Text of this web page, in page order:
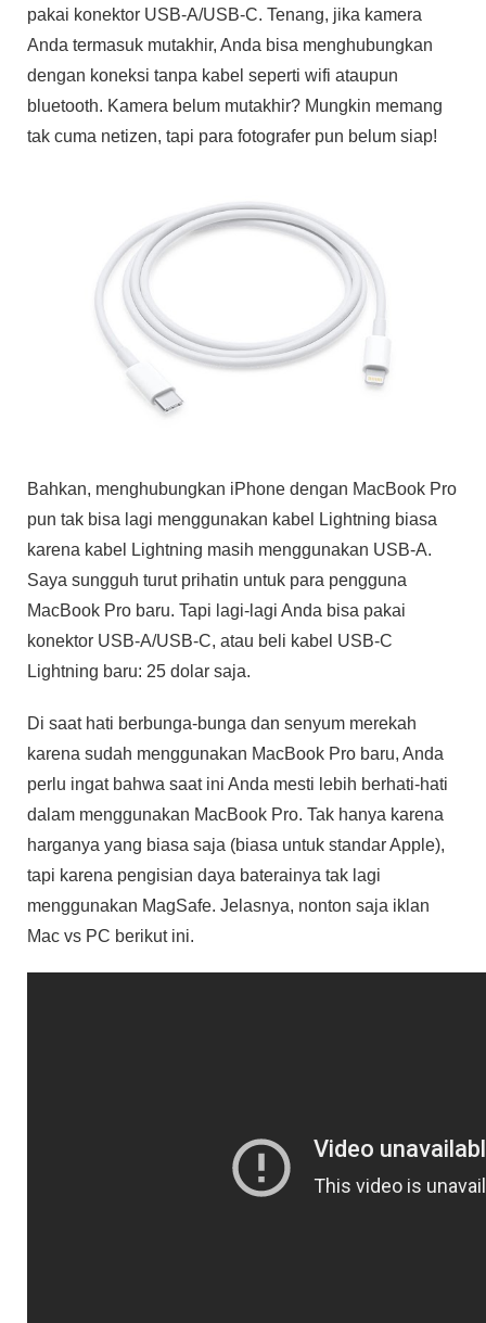
pakai konektor USB-A/USB-C. Tenang, jika kamera
Anda termasuk mutakhir, Anda bisa menghubungkan
dengan koneksi tanpa kabel seperti wifi ataupun
bluetooth. Kamera belum mutakhir? Mungkin memang
tak cuma netizen, tapi para fotografer pun belum siap!
Bahkan, menghubungkan iPhone dengan MacBook Pro
pun tak bisa lagi menggunakan kabel Lightning biasa
karena kabel Lightning masih menggunakan USB-A.
Saya sungguh turut prihatin untuk para pengguna
MacBook Pro baru. Tapi lagi-lagi Anda bisa pakai
konektor USB-A/USB-C, atau beli kabel USB-C
Lightning baru: 25 dolar saja.
Di saat hati berbunga-bunga dan senyum merekah
karena sudah menggunakan MacBook Pro baru, Anda
perlu ingat bahwa saat ini Anda mesti lebih berhati-hati
dalam menggunakan MacBook Pro. Tak hanya karena
harganya yang biasa saja (biasa untuk standar Apple),
tapi karena pengisian daya baterainya tak lagi
menggunakan MagSafe. Jelasnya, nonton saja iklan
Mac vs PC berikut ini.